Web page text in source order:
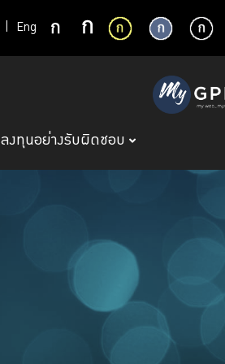
Eng
ลงทุนอย่างรับผิดชอบ